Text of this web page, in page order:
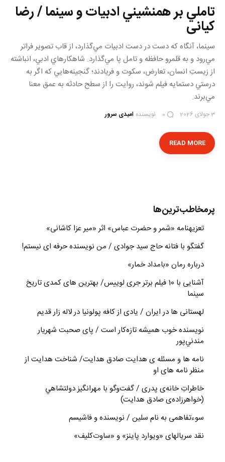
تاملي بر همنشيني ادبيات و سينما / رضا
کیانی
سينما، آنگاه كه دست در دست ادبيات مي‌گذارد، از قاب تصوير فراتر
مي‌رود و به قلمرو حافظه و تامل پا مي‌گذارد. شاهكارهاي ادبي، انباشته
از زيستِ انسان، تعارض، سكوت و فريادند؛ گنجينه‌هايي كه اگر به
درستي دستمايه فيلم شوند، روايت را از سطح حادثه به عمق معنا
مي‌برند.
3 جولای 2026 0 نویسنده امیدی سرور
READ MORE
پرمخاطب‌ترین‌ها
تعزیه‎نامه‏ «شمر و حضرت عباس» اثر «میر عزا کاشانی»
گفتگو با فتانه حاج سید جوادی / من نویسنده حرفه ای نیستم!
درباره رمان «بامداد خمار»
آشنایی با 10 فیلم برتر جری لوییس/ بهترین های کمدی تاریخ
سینما
لهستانی ها در ایران / یادی از کافه پولونیا در لاله زار قدیم
نويسنده خوب هميشه تازه‌كار است / پای صحبت شهريار
مندني‌پور
نامه ها و مسئله ی هدایت صادق هدایت/ شناخت هدایت از
منظر نامه های او
خاطراتِ خانه‌ی پدری / گفت‌وگو با مهرانگيز دولتشاهي
(خواهرزاده‌ی صادق هدايت)
سوءتفاهمی به نام سلین / نویسنده و فاشیسم
نقد سریالهای «ویوارد پاینز» و «ساوت‌کلیف»